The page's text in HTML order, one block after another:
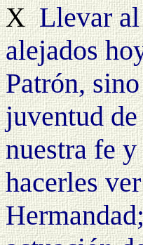
X Llevar
alejados
Patrón,
juventud
nuestra fe
hacerles